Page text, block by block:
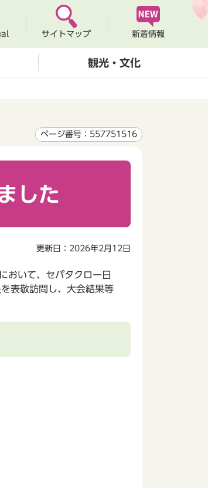
サイトマップ 新着情報
観光・文化
ページ番号：557751516
した
更新日：2026年2月12日
いて、セパタクロー日
表敬訪問し、大会結果等